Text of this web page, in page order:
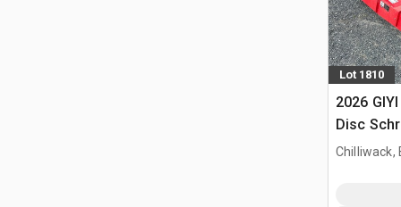
Lot 1810
2026
Disc
(Unused)
Chilliwack,